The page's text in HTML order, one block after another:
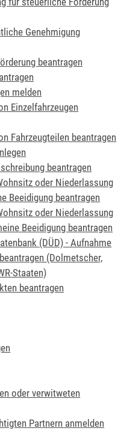
Genehmigung
beantragen
melden
Einzelfahrzeugen
Fahrzeugteilen beantragen
beantragen
oder Niederlassung
Beeidigung beantragen
oder Niederlassung
Beeidigung beantragen
(DÜD) - Aufnahme
(Dolmetscher,
Staaten)
beantragen
oder verwitweten
Partnern anmelden